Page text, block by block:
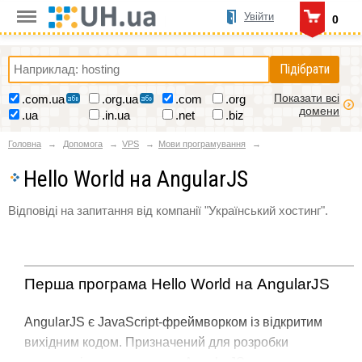
0
Увійти
Підібрати
.com.ua .org.ua .com
.org
.ua
.in.ua .net .biz
Показати всі
домени
Головна Допомога VPS Мови програмування
Hello World на AngularJS
Відповіді на запитання від компанії "Український хостинг".
Перша програма Hello World на AngularJS
AngularJS є JavaScript-фреймворком із відкритим
вихідним кодом. Призначений для розробки